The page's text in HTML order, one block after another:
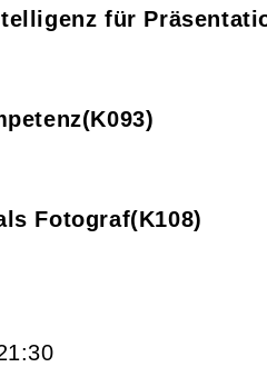
für
K093
Fotograf K108